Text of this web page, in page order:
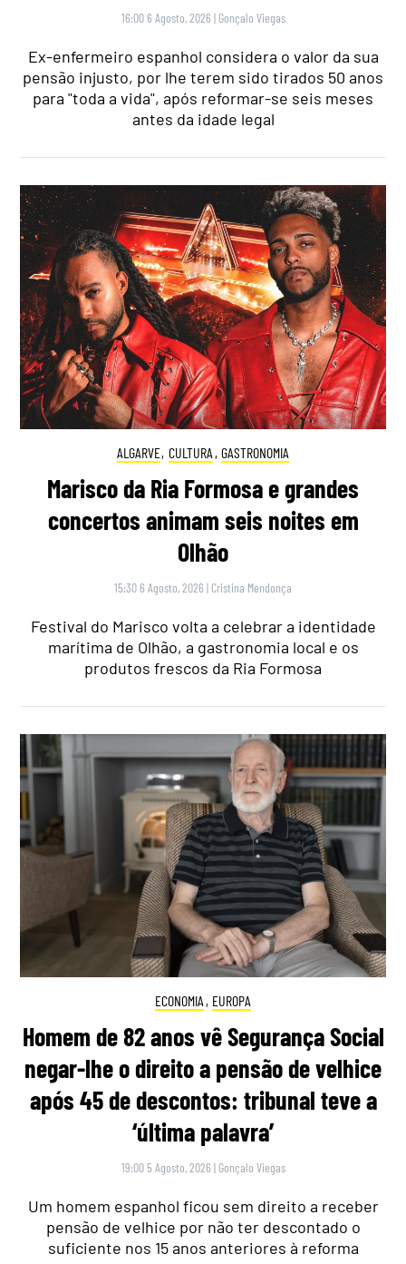
16:00 6 Agosto, 2026 | Gonçalo Viegas
Ex-enfermeiro espanhol considera o valor da sua
pensão injusto, por lhe terem sido tirados 50 anos
para "toda a vida", após reformar-se seis meses
antes da idade legal
ALGARVE, CULTURA , GASTRONOMIA
Marisco da Ria Formosa e grandes
concertos animam seis noites em
Olhão
15:30 6 Agosto, 2026 | Cristina Mendonça
Festival do Marisco volta a celebrar a identidade
marítima de Olhão, a gastronomia local e os
produtos frescos da Ria Formosa
ECONOMIA , EUROPA
Homem de 82 anos vê Segurança Social
negar-lhe o direito a pensão de velhice
após 45 de descontos: tribunal teve a
‘última palavra’
19:00 5 Agosto, 2026 | Gonçalo Viegas
Um homem espanhol ficou sem direito a receber
pensão de velhice por não ter descontado o
suficiente nos 15 anos anteriores à reforma